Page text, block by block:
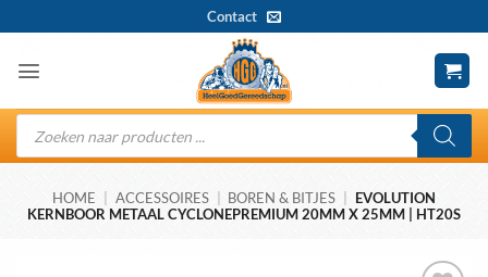
naar
inhoud
Contact
Producten
zoeken
HOME ACCESSOIRES BOREN & BITJES
EVOLUTION
KERNBOOR METAAL CYCLONEPREMIUM 20MM X 25MM | HT20S